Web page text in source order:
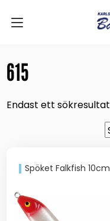
615
Endast ett sökresultat
Spöket Falkfish 10cm 35g